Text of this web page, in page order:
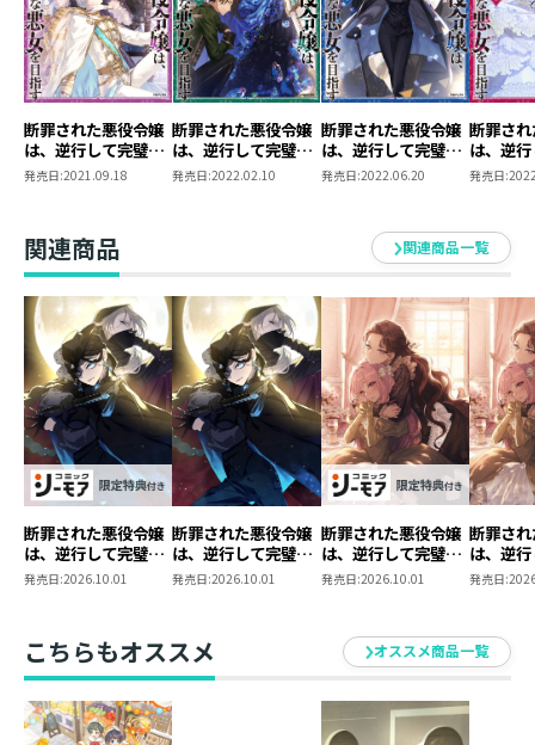
＜小説情報＞
城塞離島の古城で"宝探し"が始まる！
シリーズ累計160万部(紙+電子）突破！
書き下ろし番外編収録！
バカンスを兼ねて、婚約者のシルヴェスターと共に参加
する事となった国際会議。クラウディアにとっては、遂
不落の城塞離島に次世代を担う近隣諸国の王族が集い、
宴の夜が始まるが──護衛の一人と修道者が忽然と姿を
消したことで、事態は急変する。遊び人と評判の東洋の
国の王子を加えた事件の真相究明はやがて、古城に隠さ
れていると思しき、枢機卿の"隠し財産探し”に発展して
ゆき......？ 「誰が一番に見つけるか、勝負といきましょ
うか？」 元娼婦の令嬢が「悪」で「正義」を貫く、痛
快ラブファンタジー第9巻！
＜コミックス情報＞
シリーズ累計160万部突破！（電子＋紙）
「あなたは国を裏切れて？」
痛快ラブファンタジー、コミカライズ第７巻！
楢山幕府先生による書き下ろしSSを収録！
断罪された悪役令嬢
は、逆行して完璧な
悪女を目指す
発売日:2021.09.18
断罪された悪役令嬢
は、逆行して完璧な
悪女を目指す2
発売日:2022.02.10
断罪された悪役令嬢
は、逆行して完璧な
悪女を目指す3
発売日:2022.06.20
断罪さ
は、逆
悪女を
発売日:
関連商品 関連商品一覧
断罪された悪役令嬢
は、逆行して完璧な
悪女を目指す
発売日:2026.10.01
断罪された悪役令嬢
は、逆行して完璧な
悪女を目指す
発売日:2026.10.01
断罪された悪役令嬢
は、逆行して完璧な
悪女を目指す11【シ
発売日:2026.10.01
断罪さ
は、逆
悪女を
発売日:
こちらもオススメ オススメ商品一覧